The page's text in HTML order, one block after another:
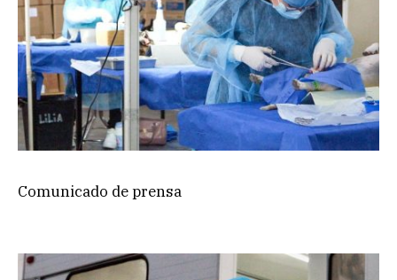
Comunicado de prensa